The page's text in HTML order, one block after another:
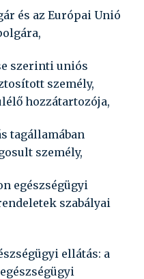
és az Európai Unió
szerinti uniós
személy,
hozzátartozója,
tagállamában
személy,
egészségügyi
szabályai
ellátás: a